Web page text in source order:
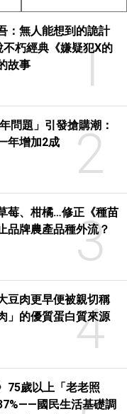
1
：無人能想到的詭計
朽經典《嫌疑犯X的
故事
2
問題」引發搶購潮：
年增加2成
3
莓、柑橘…修正《種苗
品牌農產品種外流？
4
豆肉更早便被親切稱
」的優質蛋白質來源
75歲以上「老老照
國民生活基礎調